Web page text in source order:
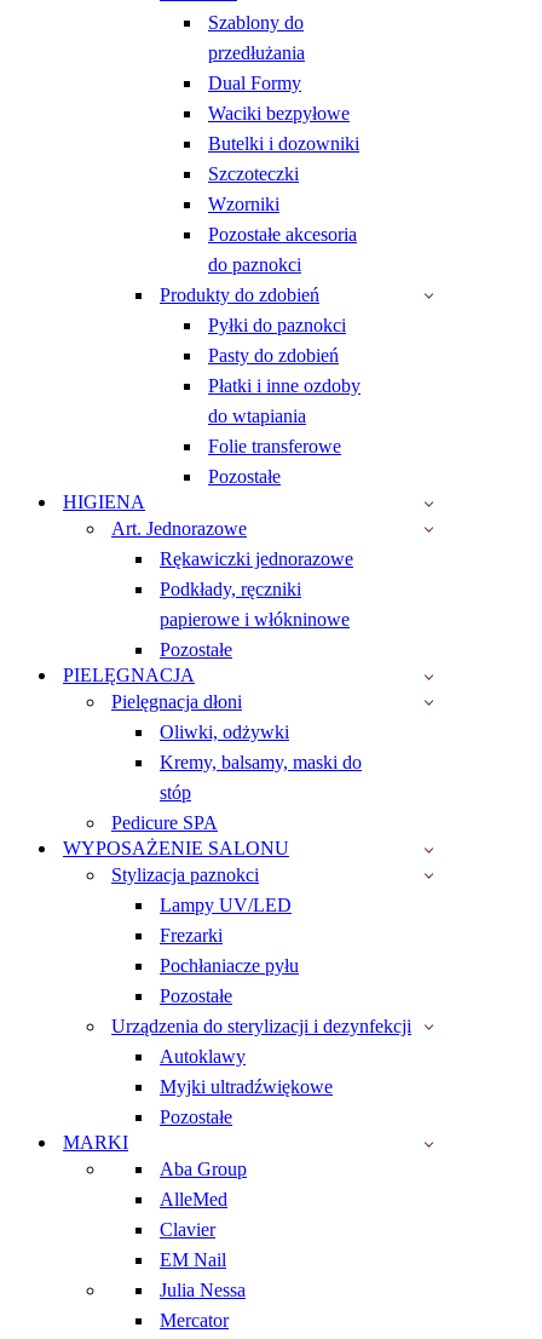
Szablony do
przedłużania
Dual Formy
Waciki bezpyłowe
Butelki i dozowniki
Szczoteczki
Wzorniki
Pozostałe akcesoria
do paznokci
Produkty do zdobień
Pyłki do paznokci
Pasty do zdobień
Płatki i inne ozdoby
do wtapiania
Folie transferowe
Pozostałe
HIGIENA
Art. Jednorazowe
Rękawiczki jednorazowe
Podkłady, ręczniki
papierowe i włókninowe
Pozostałe
PIELĘGNACJA
Pielęgnacja dłoni
Oliwki, odżywki
Kremy, balsamy, maski do
stóp
Pedicure SPA
WYPOSAŻENIE SALONU
Stylizacja paznokci
Lampy UV/LED
Frezarki
Pochłaniacze pyłu
Pozostałe
Urządzenia do sterylizacji i dezynfekcji
Autoklawy
Myjki ultradźwiękowe
Pozostałe
MARKI
Aba Group
AlleMed
Clavier
EM Nail
Julia Nessa
Mercator